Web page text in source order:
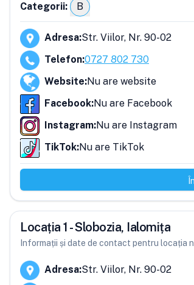
Categorii: B
Adresa:Str. Viilor, Nr. 90-02
Telefon:0727 802 730
Website:Nu are website
Facebook:Nu are Facebook
Instagram:Nu are Instagram
TikTok:Nu are TikTok
Locația 1 - Slobozia, Ialomița
Informații și date de contact pentru locația
Adresa:Str. Viilor, Nr. 90-02